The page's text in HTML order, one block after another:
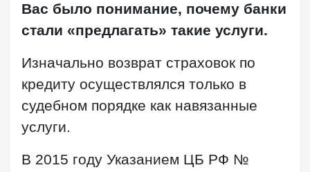
Вас было понимание, почему банки
стали «предлагать» такие услуги.
Изначально возврат страховок по
кредиту осуществлялся только в
судебном порядке как навязанные
услуги.
В 2015 году Указанием ЦБ РФ №